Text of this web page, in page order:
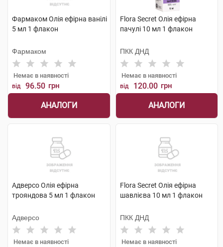
Фармаком Олія ефірна ванілі
5 мл 1 флакон
Фармаком
Немає в наявності
від 96.50 грн
АНАЛОГИ
Flora Secret Олія eфірна
пачулі 10 мл 1 флакон
ПКК ДНД
Немає в наявності
від 120.00 грн
АНАЛОГИ
Адверсо Олія ефірна
трояндова 5 мл 1 флакон
Адверсо
Немає в наявності
Flora Secret Олія ефірна
шавлієва 10 мл 1 флакон
ПКК ДНД
Немає в наявності